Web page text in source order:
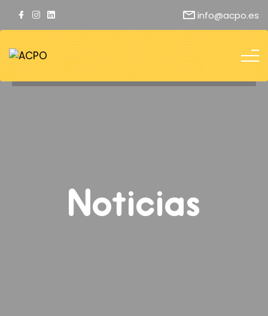
info@acpo.es
Noticias